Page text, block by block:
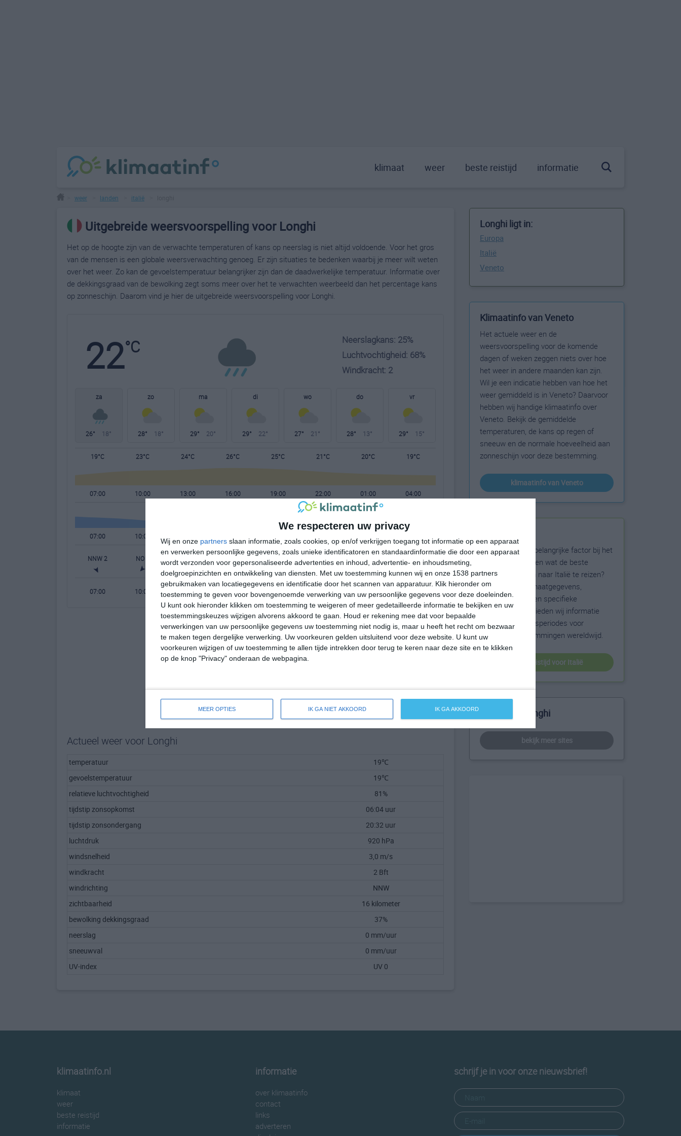
We respecteren uw privacy
Wij en onze partners slaan informatie, zoals cookies, op en/of verkrijgen toegang tot informatie op een apparaat
en verwerken persoonlijke gegevens, zoals unieke identificatoren en standaardinformatie die door een apparaat
wordt verzonden voor gepersonaliseerde advertenties en inhoud, advertentie- en inhoudsmeting,
doelgroepinzichten en ontwikkeling van diensten.
Met uw toestemming kunnen wij en onze 1538 partners
gebruikmaken van locatiegegevens en identificatie door het scannen van apparatuur. Klik hieronder om
toestemming te geven voor bovengenoemde verwerking van uw persoonlijke gegevens voor deze doeleinden.
U kunt ook hieronder klikken om toestemming te weigeren of meer gedetailleerde informatie te bekijken en uw
toestemmingskeuzes wijzigen alvorens akkoord te gaan.
Houd er rekening mee dat voor bepaalde
verwerkingen van uw persoonlijke gegevens uw toestemming niet nodig is, maar u heeft het recht om bezwaar
te maken tegen dergelijke verwerking. Uw voorkeuren gelden uitsluitend voor deze website. U kunt uw
voorkeuren wijzigen of uw toestemming te allen tijde intrekken door terug te keren naar deze site en te klikken
op de knop "Privacy" onderaan de webpagina.
MEER OPTIES IK GA NIET AKKOORD IK GA AKKOORD
klimaat weer beste reistijd informatie
weer landen italië
Uitgebreide weersvoorspelling voor Longhi
Het op de hoogte zijn van de verwachte temperaturen of kans op neerslag is niet altijd voldoende. Voor het gros
van de mensen is een globale weersverwachting genoeg. Er zijn situaties te bedenken waarbij je meer wilt weten
over het weer. Zo kan de gevoelstemperatuur belangrijker zijn dan de daadwerkelijke temperatuur. Informatie over
de dekkingsgraad van de bewolking zegt soms meer over het te verwachten weerbeeld dan het percentage kans
op zonneschijn. Daarom vind je hier de uitgebreide weersvoorspelling voor Longhi.
22°C
Neerslagkans: 25%
Luchtvochtigheid: 68%
Windkracht: 2
za
26° 18°
zo
28° 18°
ma
29° 20°
di
29° 22°
wo
27° 21°
do
28° 13°
vr
29° 15°
19°C 23°C 24°C 26°C 25°C 21°C 20°C 19°C
07:00 10:00 13:00 16:00 19:00 22:00 01:00 04:00
07:00 10:00
NNW 2 NO 1 ZZO 2 ZZO 2 NNO 1 NNW 2 NNW 1
07:00 10:00 13:00 22:00
Actueel weer voor Longhi
temperatuur
19℃
gevoelstemperatuur
19℃
relatieve luchtvochtigheid
81%
tijdstip zonsopkomst
06:04 uur
tijdstip zonsondergang
20:32 uur
luchtdruk
920 hPa
windsnelheid
3,0 m/s
windkracht
2 Bft
windrichting
NNW
zichtbaarheid
16 kilometer
bewolking dekkingsgraad
37%
neerslag
0 mm/uur
sneeuwval
0 mm/uur
UV-index
UV 0
Longhi ligt in:
Europa
Italië
Veneto
Klimaatinfo van Veneto
Het actuele weer en de
weersvoorspelling voor de komende
dagen of weken zeggen niets over hoe
het weer in andere maanden kan zijn.
Wil je een indicatie hebben van hoe het
weer gemiddeld is in Veneto? Daarvoor
hebben wij handige klimaatinfo over
Veneto. Bekijk de gemiddelde
temperaturen, de kans op regen of
sneeuw en de normale hoeveelheid aan
zonneschijn voor deze bestemming.
klimaatinfo van Veneto
Het weer is een belangrijke factor bij het
reizen. Wil je weten wat de beste
maanden zijn om naar Italië te reizen?
Op basis van klimaatgegevens,
weersextremen en specifieke
weerinformatie bieden wij informatie
over de beste reisperiodes voor
duizenden bestemmingen wereldwijd.
beste reistijd voor Italië
Meer over Longhi
bekijk meer sites
klimaatinfo.nl
klimaat
weer
beste reistijd
informatie
informatie
over klimaatinfo
contact
links
adverteren
schrijf je in voor onze nieuwsbrief!